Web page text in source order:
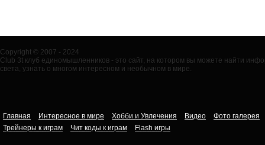
Copyright © 2007 - 2024
Club 3t клуб единомышленников - это сайт, на котором вы можете найти
света, узнать о многом интересном и необычном в мире.
Главная Интересное в мире Хобби и Увлечения Видео
Фото галерея
Трейнеры к играм
Чит коды к играм Flash игры